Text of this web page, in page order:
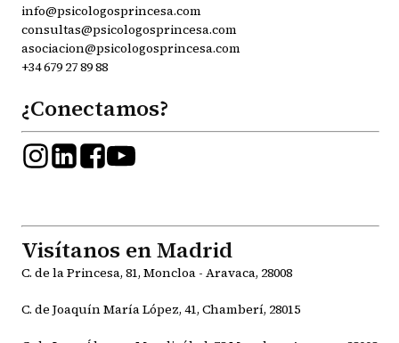
info@psicologosprincesa.com
consultas@psicologosprincesa.com
asociacion@psicologosprincesa.com
+34 679 27 89 88
¿Conectamos?
Visítanos en Madrid
C. de la Princesa, 81, Moncloa - Aravaca, 28008
C. de Joaquín María López, 41, Chamberí, 28015